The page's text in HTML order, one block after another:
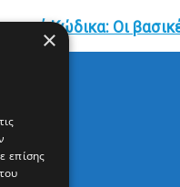
Κώδικα: Οι
×
επίσης